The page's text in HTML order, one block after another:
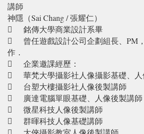
講師
神隱（Sai Chang / 張耀仁）

銘傳大學商業設計系畢

曾任遊戲設計公司企劃組長、PM
作．

企業邀課經歷：

華梵大學攝影社人像攝影基礎、

台塑大樓攝影社人像後製講師

廣達電腦單眼基礎、人像後製講師

微星科技人像後製講師

群暉科技人像基礎講師